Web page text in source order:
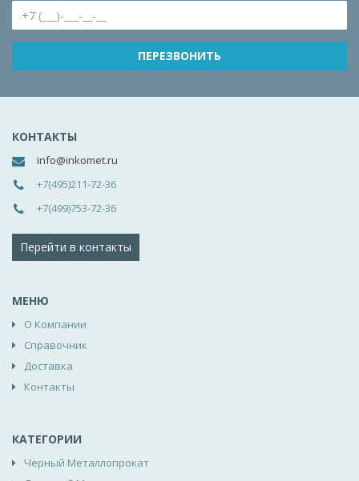
КОНТАКТЫ
info@inkomet.ru
+7(495)211-72-36
+7(499)753-72-36
Перейти в контакты
МЕНЮ
О Компании
Справочник
Доставка
Контакты
КАТЕГОРИИ
Черный Металлопрокат